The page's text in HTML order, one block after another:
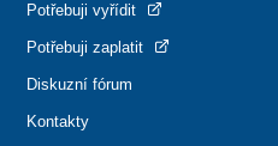
Potřebuji vyřídit
Potřebuji zaplatit
Diskuzní fórum
Kontakty